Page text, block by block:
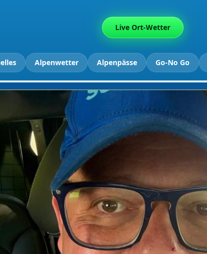
Live Ort-Wetter
Alpenwetter Alpenpässe Go-No Go